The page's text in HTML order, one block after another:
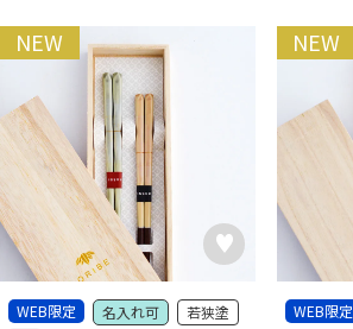
WEB限定
NEW
名入れ可
若狭塗
WEB限定
NEW